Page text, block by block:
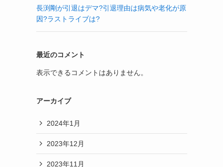
長渕剛が引退はデマ?引退理由は病気や老化が原
因?ラストライブは?
最近のコメント
表示できるコメントはありません。
アーカイブ
2024年1月
2023年12月
2023年11月